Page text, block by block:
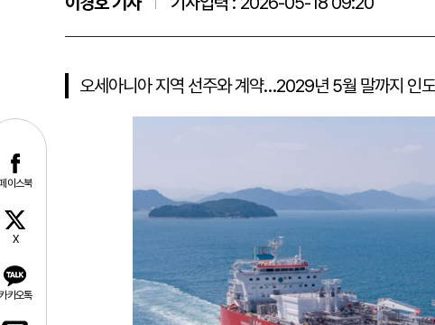
이스북
X
카오톡
오세아니아 지역 선주와 계약…2029년 5월 말까지 인